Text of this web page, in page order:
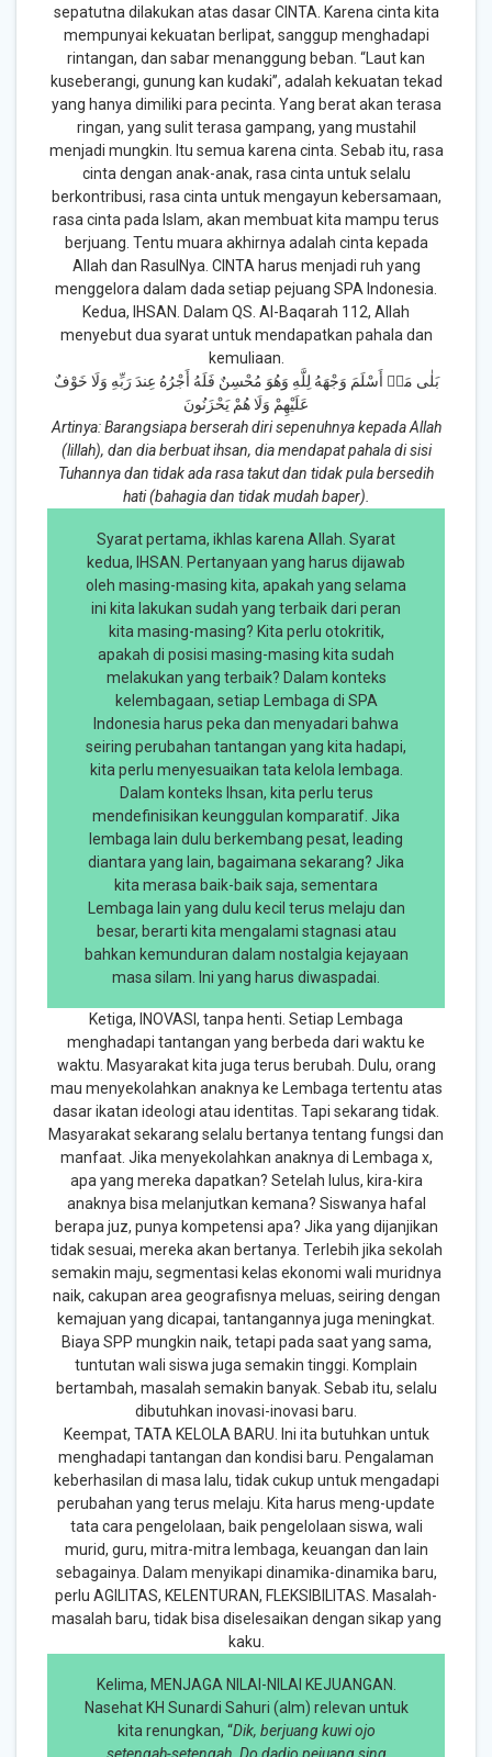
sepatutna dilakukan atas dasar CINTA. Karena cinta kita
mempunyai kekuatan berlipat, sanggup menghadapi
rintangan, dan sabar menanggung beban. “Laut kan
kuseberangi, gunung kan kudaki”, adalah kekuatan tekad
yang hanya dimiliki para pecinta. Yang berat akan terasa
ringan, yang sulit terasa gampang, yang mustahil
menjadi mungkin. Itu semua karena cinta. Sebab itu, rasa
cinta dengan anak-anak, rasa cinta untuk selalu
berkontribusi, rasa cinta untuk mengayun kebersamaan,
rasa cinta pada Islam, akan membuat kita mampu terus
berjuang. Tentu muara akhirnya adalah cinta kepada
Allah dan RasulNya. CINTA harus menjadi ruh yang
menggelora dalam dada setiap pejuang SPA Indonesia.
Kedua, IHSAN. Dalam QS. Al-Baqarah 112, Allah
menyebut dua syarat untuk mendapatkan pahala dan
kemuliaan.
بَلٰى مَنۡ أَسْلَمَ وَجْهَهُ لِلَّهِ وَهُوَ مُحْسِنٌ فَلَهُ أَجْرُهُ عِندَ رَبِّهِ وَلَا خَوْفٌ
عَلَيْهِمْ وَلَا هُمْ يَحْزَنُونَ
Artinya: Barangsiapa berserah diri sepenuhnya kepada Allah
(lillah), dan dia berbuat ihsan, dia mendapat pahala di sisi
Tuhannya dan tidak ada rasa takut dan tidak pula bersedih
hati (bahagia dan tidak mudah baper).
Syarat pertama, ikhlas karena Allah. Syarat
kedua, IHSAN. Pertanyaan yang harus dijawab
oleh masing-masing kita, apakah yang selama
ini kita lakukan sudah yang terbaik dari peran
kita masing-masing? Kita perlu otokritik,
apakah di posisi masing-masing kita sudah
melakukan yang terbaik? Dalam konteks
kelembagaan, setiap Lembaga di SPA
Indonesia harus peka dan menyadari bahwa
seiring perubahan tantangan yang kita hadapi,
kita perlu menyesuaikan tata kelola lembaga.
Dalam konteks Ihsan, kita perlu terus
mendefinisikan keunggulan komparatif. Jika
lembaga lain dulu berkembang pesat, leading
diantara yang lain, bagaimana sekarang? Jika
kita merasa baik-baik saja, sementara
Lembaga lain yang dulu kecil terus melaju dan
besar, berarti kita mengalami stagnasi atau
bahkan kemunduran dalam nostalgia kejayaan
masa silam. Ini yang harus diwaspadai.
Ketiga, INOVASI, tanpa henti. Setiap Lembaga
menghadapi tantangan yang berbeda dari waktu ke
waktu. Masyarakat kita juga terus berubah. Dulu, orang
mau menyekolahkan anaknya ke Lembaga tertentu atas
dasar ikatan ideologi atau identitas. Tapi sekarang tidak.
Masyarakat sekarang selalu bertanya tentang fungsi dan
manfaat. Jika menyekolahkan anaknya di Lembaga x,
apa yang mereka dapatkan? Setelah lulus, kira-kira
anaknya bisa melanjutkan kemana? Siswanya hafal
berapa juz, punya kompetensi apa? Jika yang dijanjikan
tidak sesuai, mereka akan bertanya. Terlebih jika sekolah
semakin maju, segmentasi kelas ekonomi wali muridnya
naik, cakupan area geografisnya meluas, seiring dengan
kemajuan yang dicapai, tantangannya juga meningkat.
Biaya SPP mungkin naik, tetapi pada saat yang sama,
tuntutan wali siswa juga semakin tinggi. Komplain
bertambah, masalah semakin banyak. Sebab itu, selalu
dibutuhkan inovasi-inovasi baru.
Keempat, TATA KELOLA BARU. Ini ita butuhkan untuk
menghadapi tantangan dan kondisi baru. Pengalaman
keberhasilan di masa lalu, tidak cukup untuk mengadapi
perubahan yang terus melaju. Kita harus meng-update
tata cara pengelolaan, baik pengelolaan siswa, wali
murid, guru, mitra-mitra lembaga, keuangan dan lain
sebagainya. Dalam menyikapi dinamika-dinamika baru,
perlu AGILITAS, KELENTURAN, FLEKSIBILITAS. Masalah-
masalah baru, tidak bisa diselesaikan dengan sikap yang
kaku.
Kelima, MENJAGA NILAI-NILAI KEJUANGAN.
Nasehat KH Sunardi Sahuri (alm) relevan untuk
kita renungkan, “Dik, berjuang kuwi ojo
setengah-setengah. Do dadio pejuang sing